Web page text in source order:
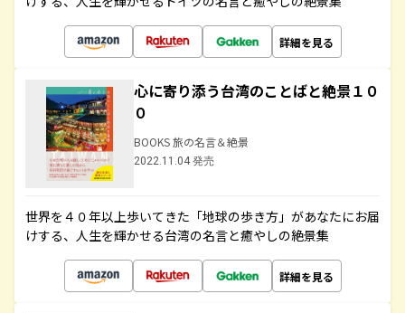
詳細を見る
心に寄り添う台湾のことばと絶景１０
０
BOOKS 旅の名言＆絶景
2022.11.04 発売
世界を４０年以上歩いてきた「地球の歩き方」があなたにお届
けする、人生を輝かせる台湾の名言と癒やしの絶景集
詳細を見る